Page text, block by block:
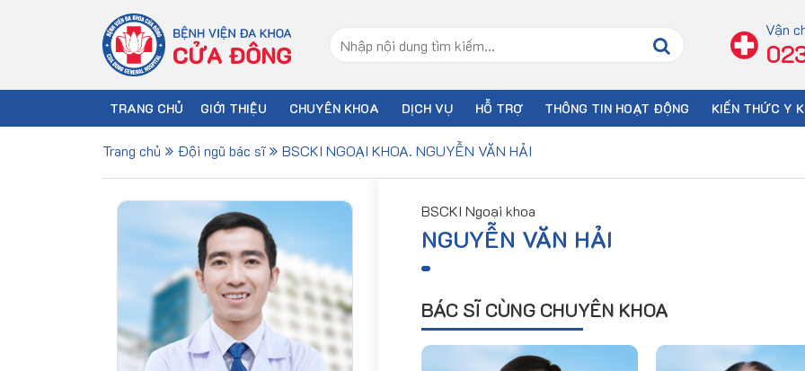
Vận
TRANG CHỦ GIỚI THIỆU CHUYÊN KHOA DỊCH VỤ HỖ TRỢ THÔNG TIN HOẠT ĐỘNG KIẾN THỨC Y
Trang chủ Đội ngũ bác sĩ BSCKI NGOẠI KHOA. NGUYỄN VĂN HẢI
BSCKI Ngoại khoa
NGUYỄN VĂN HẢI
BÁC SĨ CÙNG CHUYÊN KHOA